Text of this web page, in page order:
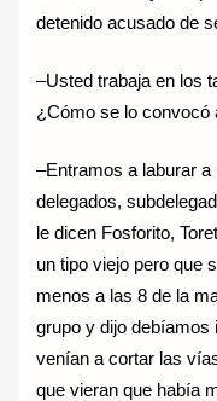
detenido acusado de
–Usted trabaja en los
¿Cómo se lo convocó
–Entramos a laburar
delegados,
le dicen Fosforito,
un tipo viejo pero que
menos a las 8 de la
grupo y dijo debíamos
venían a cortar las
que vieran que había